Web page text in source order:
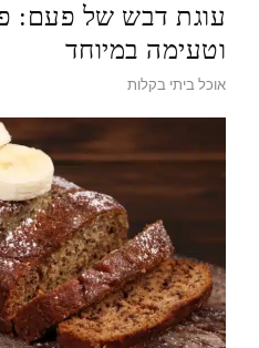
עוגת דבש של פעם:
וטעימה במיוחד
אוכל ביתי בקלות